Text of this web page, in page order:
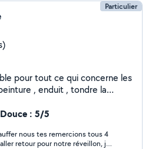
Particulier
pour tout ce qui concerne les
, enduit , tondre la
: 5/5
nous tes remercions tous 4
retour pour notre réveillon, je